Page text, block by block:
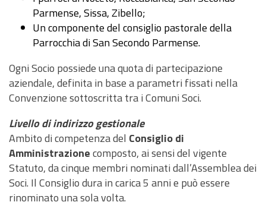
Parmense, Sissa, Zibello;
Un componente del consiglio pastorale della
Parrocchia di San Secondo Parmense.
Ogni Socio possiede una quota di partecipazione
aziendale, definita in base a parametri fissati nella
Convenzione sottoscritta tra i Comuni Soci.
Livello di indirizzo gestionale
Ambito di competenza del Consiglio di
Amministrazionecomposto, ai sensi del vigente
Statuto, da cinque membri nominati dall’Assemblea dei
Soci. Il Consiglio dura in carica 5 anni e può essere
rinominato una sola volta.